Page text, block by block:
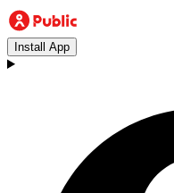
Install App